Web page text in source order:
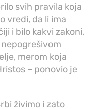
svih pravila koja
vredi, da li ima
i bilo kakvi zakoni,
merom koja
– ponovio je
živimo i zato